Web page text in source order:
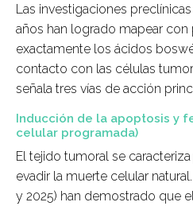
Las investigaciones
años han logrado mapear con
exactamente los ácidos
contacto con las células
señala tres vías de acción
Inducción de la apoptosis y
celular programada)
El tejido tumoral se
evadir la muerte celular
y 2025) han demostrado que